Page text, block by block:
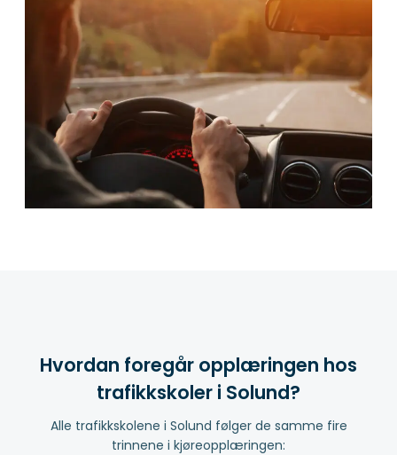
Hvordan foregår opplæringen hos
trafikkskoler i Solund?
Alle trafikkskolene i Solund følger de samme fire
trinnene i kjøreopplæringen: